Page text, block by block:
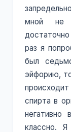
мной не
раз я
был
эйфорию,
спирта в
классно.